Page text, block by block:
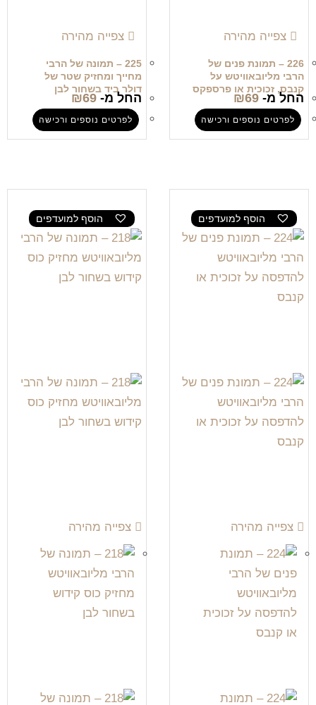
צפייה מהירה
226 – תמונת פנים של
הרבי מליובאוויטש על
קנבס, זכוכית או פרספקס
החל מ- ₪69
לפרטים נוספים ורכישה
צפייה מהירה
225 – תמונה של הרבי
מחייך ומחזיק שטר של
דולר ביד בשחור לבן
החל מ- ₪69
לפרטים נוספים ורכישה
הוסף למועדפים
צפייה מהירה
הוסף למועדפים
צפייה מהירה